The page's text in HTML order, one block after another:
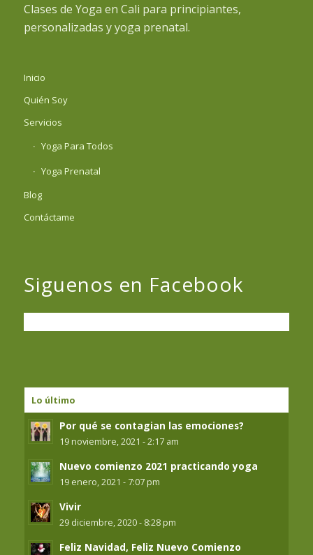
Clases de Yoga en Cali para principiantes,
personalizadas y yoga prenatal.
Inicio
Quién Soy
Servicios
Yoga Para Todos
Yoga Prenatal
Blog
Contáctame
Siguenos en Facebook
Lo último
Por qué se contagian las emociones?
19 noviembre, 2021 - 2:17 am
Nuevo comienzo 2021 practicando yoga
19 enero, 2021 - 7:07 pm
Vivir
29 diciembre, 2020 - 8:28 pm
Feliz Navidad, Feliz Nuevo Comienzo